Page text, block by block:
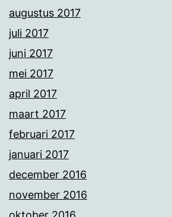
augustus 2017
juli 2017
juni 2017
mei 2017
april 2017
maart 2017
februari 2017
januari 2017
december 2016
november 2016